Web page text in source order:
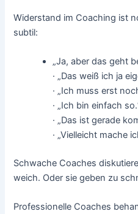
Widerstand im Coaching ist
subtil:
„Ja, aber das geht
· „Das weiß ich ja
· „Ich muss erst
· „Ich bin einfach
· „Das ist gerade
· „Vielleicht mache
Schwache Coaches
weich. Oder sie geben zu
Professionelle Coaches